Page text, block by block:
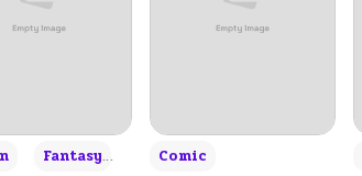
Fantasy
Comic